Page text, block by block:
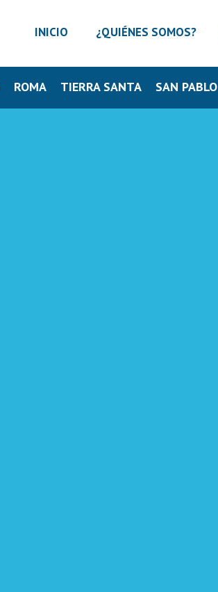
INICIO ¿QUIÉNES SOMOS?
ROMA TIERRA SANTA SAN PABLO